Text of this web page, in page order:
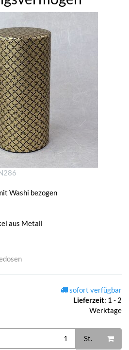
Washi bezogen
aus Metall
sofort verfügbar
Lieferzeit: 1 - 2
Werktage
St.